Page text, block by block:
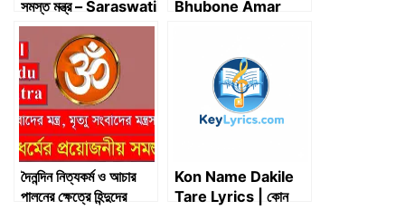
সমস্ত মন্ত্র – Saraswati
Puja Mantra
Bhubone Amar
আমার মুর্শিদ মাওলানা
দৈনন্দিন নিত্যকর্ম ও আচার
পালনের ক্ষেত্রে হিন্দুদের
Kon Name Dakile
Tare Lyrics | কোন